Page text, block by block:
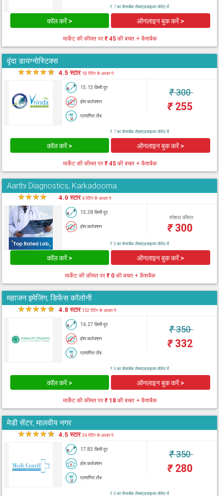
₹ 7 का कैशबैक लैब्सएडवाइजर वॉलेट में
कॉल करें > ऑनलाइन बुक करें >
मार्केट की कीमत पर₹ 45 की बचत + कैशबैक
वृंदा डायग्नोस्टिक्स
★★★★★ 4.5 स्टार18 रेटिंग के आधार पे
15.13 किमी दूर
होम कलेक्शन
प्रमाणित लैब
₹300
₹255
₹ 7 का कैशबैक लैब्सएडवाइजर वॉलेट में
कॉल करें > ऑनलाइन बुक करें >
मार्केट की कीमत पर₹ 45 की बचत + कैशबैक
Aarthi Diagnostics, Karkadooma
★★★★ 4.0 स्टार4 रेटिंग के आधार पे
15.38 किमी दूर
होम कलेक्शन
स्पेशल कीमत
₹300
₹ 9 का कैशबैक लैब्सएडवाइजर वॉलेट में
कॉल करें > ऑनलाइन बुक करें >
मार्केट की कीमत पर₹ 0की बचत + कैशबैक
महाजन इमेजिंग, डिफेंस कॉलोनी
★★★★★ 4.8 स्टार132 रेटिंग के आधार पे
16.27 किमी दूर
होम कलेक्शन
प्रमाणित लैब
₹350
₹332
₹ 9 का कैशबैक लैब्सएडवाइजर वॉलेट में
कॉल करें > ऑनलाइन बुक करें >
मार्केट की कीमत पर₹ 18 की बचत + कैशबैक
मेडी सेंटर, मालवीय नगर
★★★★★ 4.5 स्टार36 रेटिंग के आधार पे
17.83 किमी दूर
होम कलेक्शन
प्रमाणित लैब
₹350
₹280
₹ 8 का कैशबैक लैब्सएडवाइजर वॉलेट में